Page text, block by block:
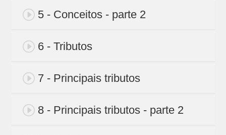
5 - Conceitos - parte 2
6 - Tributos
7 - Principais tributos
8 - Principais tributos - parte 2